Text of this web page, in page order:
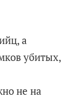
а
убитых,
не на